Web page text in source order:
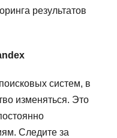
результатов
систем, в
изменяться. Это
Следите за